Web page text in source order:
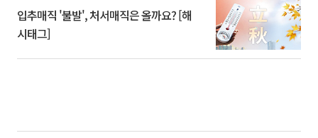
입추매직 '불발', 처서매직은 올까요? [해
시태그]